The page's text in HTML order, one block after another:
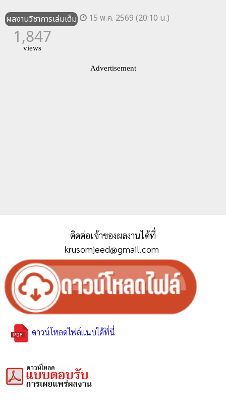
ผลงานวิชาการเล่มเต็ม 15 พ.ค. 2569 (20:10 น.)
1,847
views
Advertisement
ติดต่อเจ้าของผลงานได้ที่
krusomjeed@gmail.com
ดาวน์โหลดไฟล์แนบได้ที่นี่